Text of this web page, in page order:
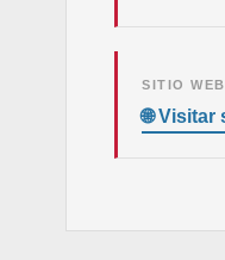
SITIO WEB